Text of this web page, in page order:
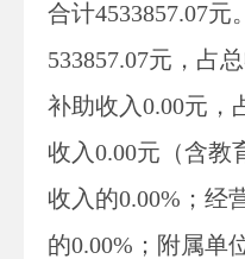
合计4533857.07
533857.07元，占
补助收入0.00元，
收入0.00元（含教
收入的0.00%；经
的0.00%； 附属单